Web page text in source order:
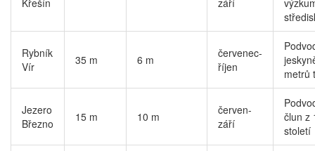
Rybník
Vír
35 m 6 m
červenec-
říjen
metrů
Jezero
Březno
15 m 10 m
červen-
září
člun z
století